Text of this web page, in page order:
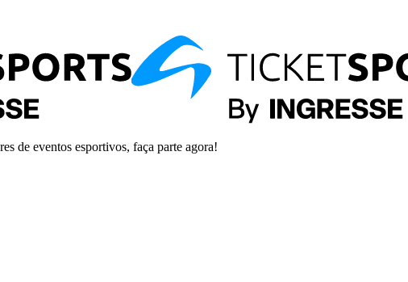
de eventos esportivos, faça parte agora!